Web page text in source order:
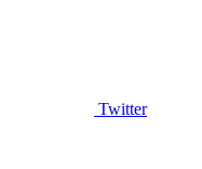
Twitter